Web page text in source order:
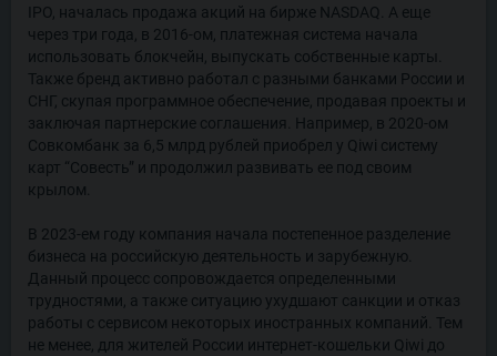
IPO, началась продажа акций на бирже NASDAQ. А еще
через три года, в 2016-ом, платежная система начала
использовать блокчейн, выпускать собственные карты.
Также бренд активно работал с разными банками России и
СНГ, скупая программное обеспечение, продавая проекты и
заключая партнерские соглашения. Например, в 2020-ом
Совкомбанк за 6,5 млрд рублей приобрел у Qiwi систему
карт “Совесть” и продолжил развивать ее под своим
крылом.
В 2023-ем году компания начала постепенное разделение
бизнеса на российскую деятельность и зарубежную.
Данный процесс сопровождается определенными
трудностями, а также ситуацию ухудшают санкции и отказ
работы с сервисом некоторых иностранных компаний. Тем
не менее, для жителей России интернет-кошельки Qiwi до